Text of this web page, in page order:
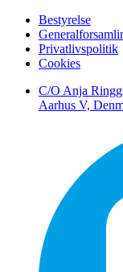
Bestyrelse
Privatlivspolitik
Cookies
C/O Anja
Aarhus V,